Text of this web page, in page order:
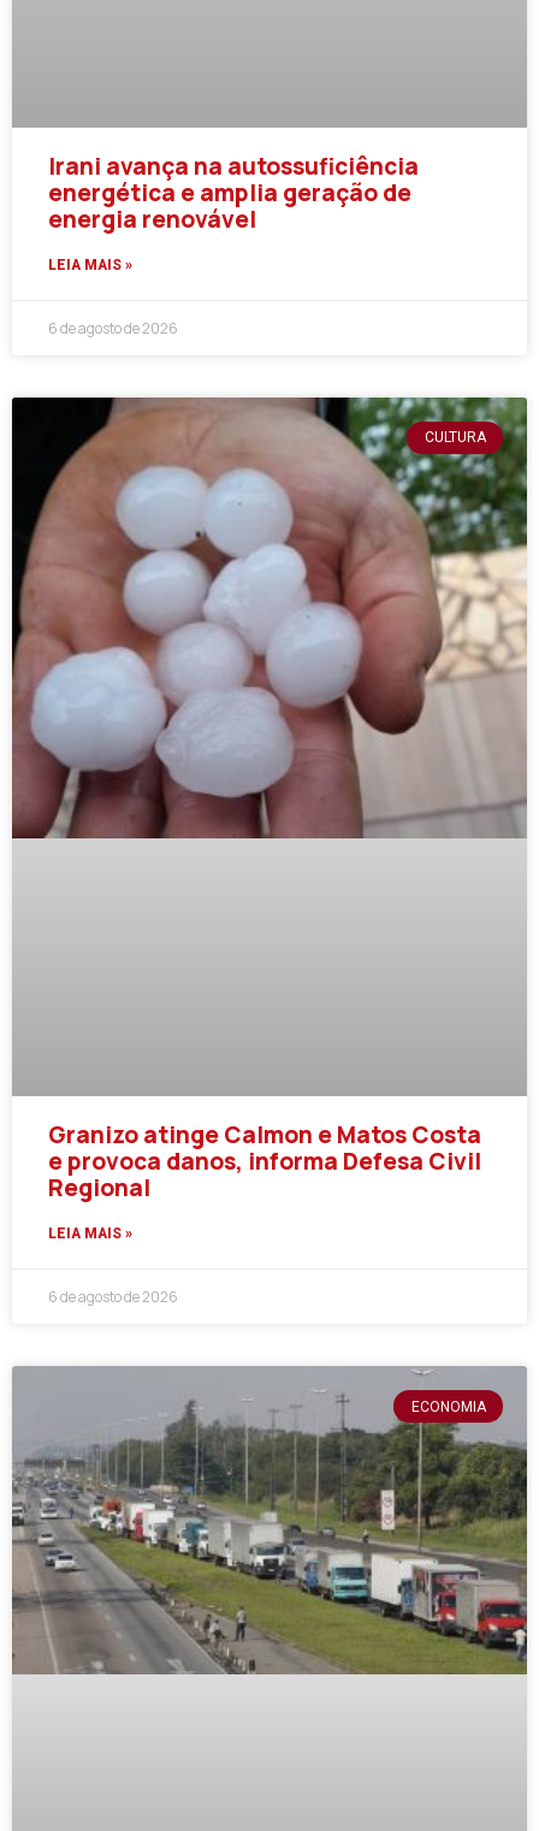
Irani avança na autossuficiência
energética e amplia geração de
energia renovável
LEIA MAIS »
6 de agosto de 2026
CULTURA
Granizo atinge Calmon e Matos Costa
e provoca danos, informa Defesa Civil
Regional
LEIA MAIS »
6 de agosto de 2026
ECONOMIA